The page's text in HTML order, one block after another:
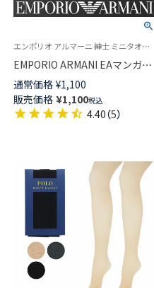
エンポリオ アルマーニ 紳士 ミニタオル ハンドタオル プレゼント
EMPORIO ARMANI EAマンガベ
ア タオルハンカチ 綿100％ 日本
製 メンズ 02340014
通常価格 ¥1,100
販売価格 ¥1,100税込
4.40（5）